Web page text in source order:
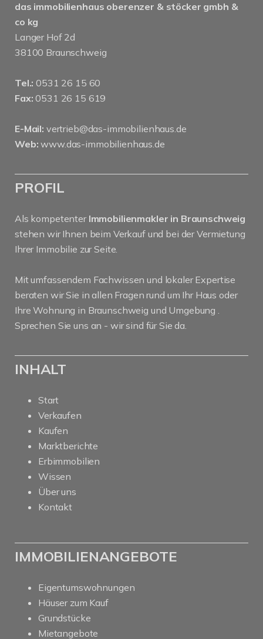
das immobilienhaus oberenzer & stöcker gmbh &
co kg
Langer Hof 2d
38100 Braunschweig
Tel.: 0531 26 15 60
Fax: 0531 26 15 619
E-Mail: vertrieb@das-immobilienhaus.de
Web: www.das-immobilienhaus.de
PROFIL
Als kompetenter Immobilienmakler in Braunschweig
stehen wir Ihnen beim Verkauf und bei der Vermietung
Ihrer Immobilie zur Seite.
Mit umfassendem Fachwissen und lokaler Expertise
beraten wir Sie in allen Fragen rund um Ihr Haus oder
Ihre Wohnung in Braunschweig und Umgebung .
Sprechen Sie uns an - wir sind für Sie da.
INHALT
Start
Verkaufen
Kaufen
Marktberichte
Erbimmobilien
Wissen
Über uns
Kontakt
IMMOBILIENANGEBOTE
Eigentumswohnungen
Häuser zum Kauf
Grundstücke
Mietangebote